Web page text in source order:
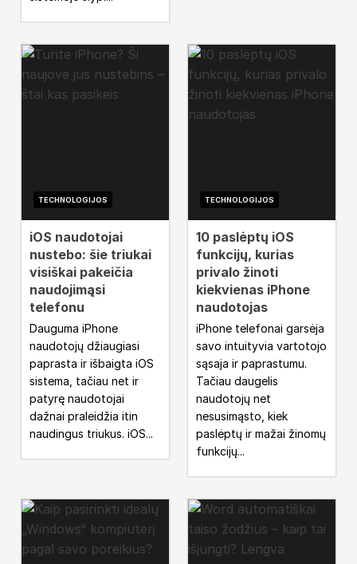
TECHNOLOGIJOS
iOS naudotojai
nustebo: šie triukai
visiškai pakeičia
naudojimąsi
telefonu
Dauguma iPhone
naudotojų džiaugiasi
paprasta ir išbaigta iOS
sistema, tačiau net ir
patyrę naudotojai
dažnai praleidžia itin
naudingus triukus. iOS...
TECHNOLOGIJOS
10 paslėptų iOS
funkcijų, kurias
privalo žinoti
kiekvienas iPhone
naudotojas
iPhone telefonai garsėja
savo intuityvia vartotojo
sąsaja ir paprastumu.
Tačiau daugelis
naudotojų net
nesusimąsto, kiek
paslėptų ir mažai žinomų
funkcijų...